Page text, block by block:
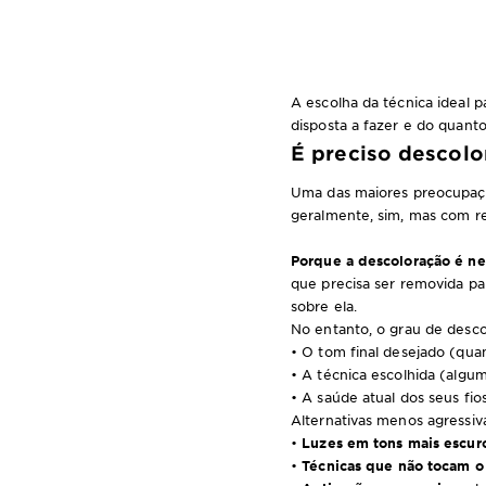
A escolha da técnica ideal
disposta a fazer e do
É preciso
Uma das maiores
geralmente, sim, mas com
Porque a descoloração é
que precisa ser removida
sobre ela.
No entanto, o grau de
• O tom final desejado
• A técnica escolhida
• A saúde atual dos seus
Alternativas menos
• Luzes em tons mais
•Técnicas que não tocam